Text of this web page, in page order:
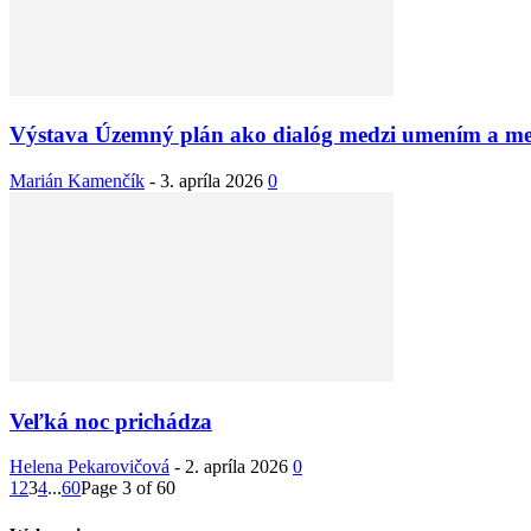
Výstava Územný plán ako dialóg medzi umením a
Marián Kamenčík - 3. apríla 2026 0
Veľká noc prichádza
Helena Pekarovičová - 2. apríla 2026 0
1 234...60Page 3 of 60